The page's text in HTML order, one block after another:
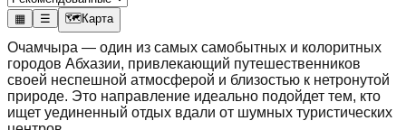
▦ ☰ 🗺 Карта
Очамчыра — один из самых самобытных и колоритных
городов Абхазии, привлекающий путешественников
своей неспешной атмосферой и близостью к нетронутой
природе. Это направление идеально подойдет тем, кто
ищет уединенный отдых вдали от шумных туристических